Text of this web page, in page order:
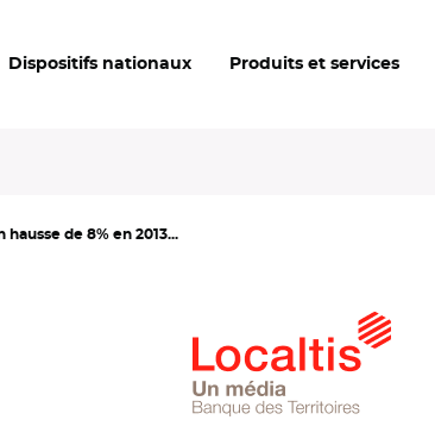
Dispositifs nationaux Produits et services
hausse de 8% en 2013...